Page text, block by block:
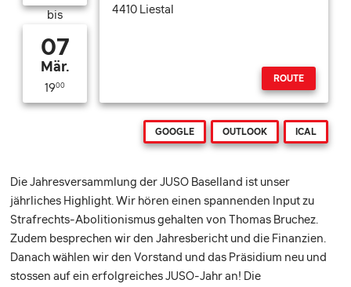
Die Jahresversammlung der JUSO Baselland ist unser
jährliches Highlight. Wir hören einen spannenden Input zu
Strafrechts-Abolitionismus gehalten von Thomas Bruchez.
Zudem besprechen wir den Jahresbericht und die Finanzien.
Danach wählen wir den Vorstand und das Präsidium neu und
stossen auf ein erfolgreiches JUSO-Jahr an! Die
bis
07
Mär.
1900
4410 Liestal
ROUTE
GOOGLE OUTLOOK ICAL